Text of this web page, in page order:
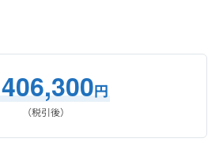
406,300円
（税引後）